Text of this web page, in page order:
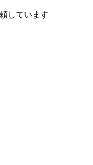
しています